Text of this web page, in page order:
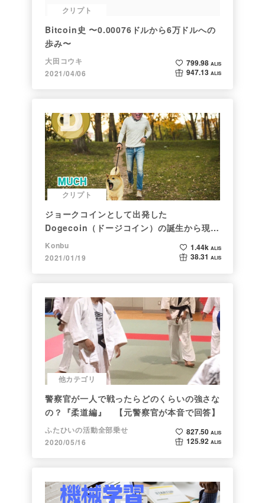
クリプト
Bitcoin史 〜0.00076ドルから6万ドルへの
歩み〜
大田コウキ
2021/04/06
799.98 ALIS
947.13 ALIS
クリプト
ジョークコインとして出発した
Dogecoin（ドージコイン）の誕生から現在
まで。注目される非証券性🐶
Konbu
2021/01/19
1.44k ALIS
38.31 ALIS
他カテゴリ
警察官が一人で戦ったらどのくらいの強さな
の？『柔道編』 【元警察官が本音で回答】
ふたひいの活動全部乗せ
2020/05/16
827.50 ALIS
125.92 ALIS